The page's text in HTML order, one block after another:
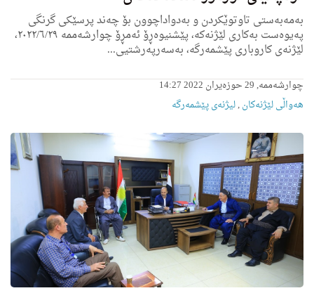
بەمەبەستی تاوتوێکردن و بەدواداچوون بۆ چەند پرسێکی گرنگی
پەیوەست بەکاری لێژنەکە، پێشنیوەڕۆ ئەمڕۆ چوارشەممە ٢٠٢٢/٦/٢٩،
لێژنەی کاروباری پێشمەرگە، بەسەرپەرشتیی...
چوارشەممە, 29 حوزەیران 2022 14:27
هه‌واڵى لێژنه‌كان,لیژنه‌ى پێشمه‌رگه‌